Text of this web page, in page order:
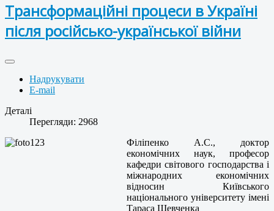
Трансформаційні процеси в Україні
після російсько-української війни
Надрукувати
E-mail
Деталі
Перегляди: 2968
Філіпенко А.С., доктор
економічних наук, професор
кафедри світового господарства і
міжнародних економічних
відносин Київського
національного університету імені
Тараса Шевченка